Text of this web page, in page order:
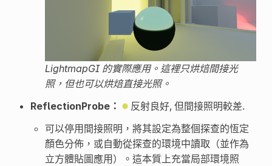
LightmapGI 的實際應用。這裡只烘焙間接光
照，但也可以烘焙直接光照。
ReflectionProbe：
反射良好, 但間接照明較差.
可以停用間接照明，將其設定為整個探查的恆定
顏色分佈，或自動從探查的環境中讀取（並作為
立方體貼圖應用）。這本質上充當局部環境照